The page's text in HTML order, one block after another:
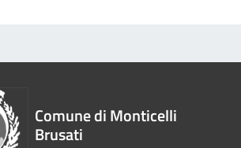
Comune di Monticelli
Brusati